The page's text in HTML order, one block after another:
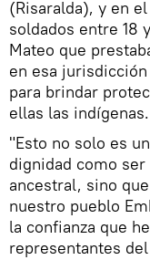
(Risaralda), y en
soldados entre 18
Mateo que
en esa
para brindar
ellas las indígenas.
"Esto no solo es
dignidad como
ancestral, sino
nuestro pueblo
la confianza que
representantes